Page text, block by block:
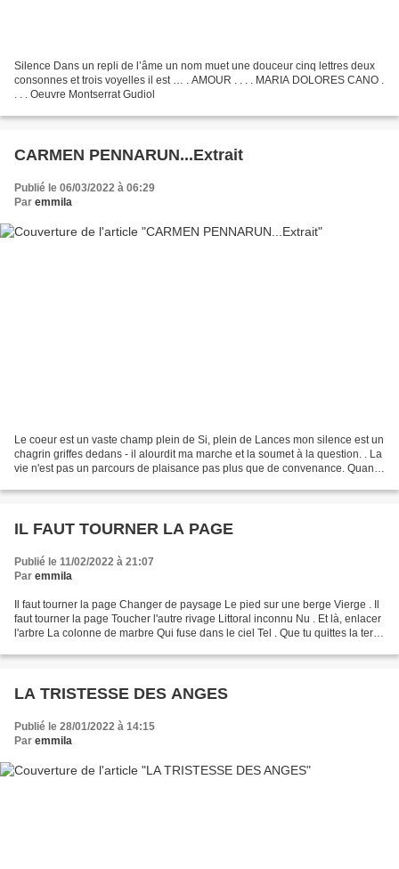
Silence Dans un repli de l’âme un nom muet une douceur cinq lettres deux
consonnes et trois voyelles il est … . AMOUR . . . . MARIA DOLORES CANO .
. . . Oeuvre Montserrat Gudiol
CARMEN PENNARUN...Extrait
Publié le 06/03/2022 à 06:29
Par emmila
Le coeur est un vaste champ plein de Si, plein de Lances mon silence est un
chagrin griffes dedans - il alourdit ma marche et la soumet à la question. . La
vie n'est pas un parcours de plaisance pas plus que de convenance. Quand
IL FAUT TOURNER LA PAGE
Publié le 11/02/2022 à 21:07
Par emmila
Il faut tourner la page Changer de paysage Le pied sur une berge Vierge . Il
faut tourner la page Toucher l'autre rivage Littoral inconnu Nu . Et là, enlacer
l'arbre La colonne de marbre Qui fuse dans le ciel Tel . Que tu quittes la terre
LA TRISTESSE DES ANGES
Publié le 28/01/2022 à 14:15
Par emmila